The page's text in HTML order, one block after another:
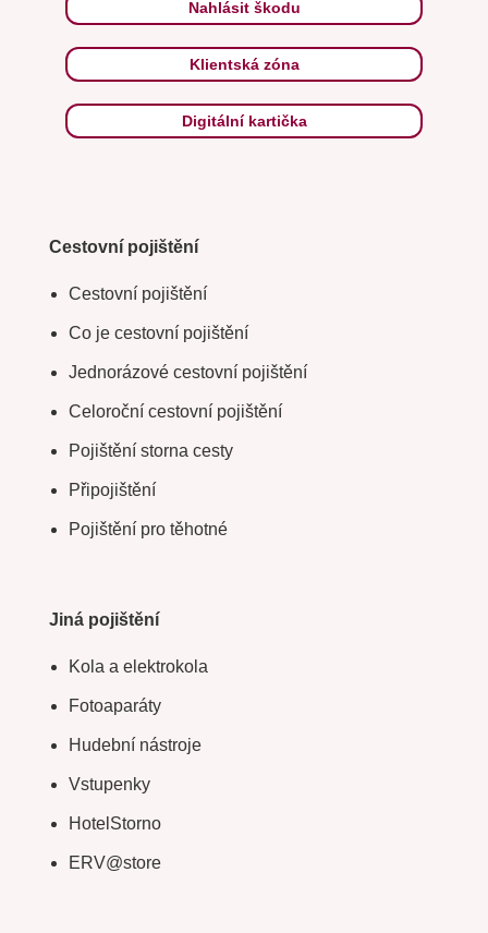
Nahlásit škodu
Klientská zóna
Digitální kartička
Cestovní pojištění
Cestovní pojištění
Co je cestovní pojištění
Jednorázové cestovní pojištění
Celoroční cestovní pojištění
Pojištění storna cesty
Připojištění
Pojištění pro těhotné
Jiná pojištění
Kola a elektrokola
Fotoaparáty
Hudební nástroje
Vstupenky
HotelStorno
ERV@store